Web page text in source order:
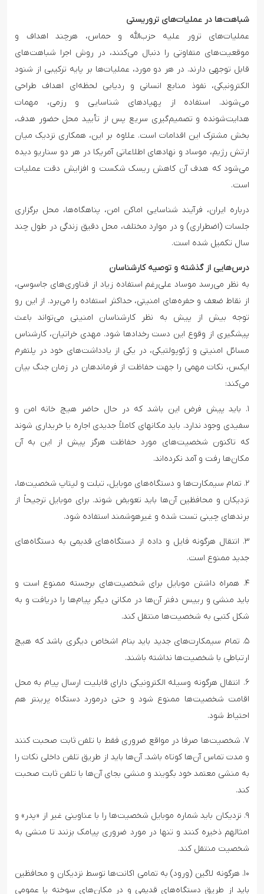
شباهت‌ها در عملیات‌های تروریستی
عملیات‌های ترور علیه حزب‌الله و حماس، هرچند اهداف و
موقعیت‌های متفاوتی را دنبال می‌کنند، در روش اجرا شباهت‌های
قابل توجهی دارند. در هر دو مورد، عملیات‌ها بر پایه ترکیبی از شنود
الکترونیکی، نفوذ منابع انسانی و ردیابی لحظه‌ای اهداف طراحی
می‌شوند. استفاده از پهپادهای شناسایی و رزمی، مهمات
هدایت‌شونده و تصمیم‌گیری سریع پس از تأیید محل حضور هدف،
بخش مشترک این اقدامات است. علاوه بر این، همکاری نزدیک میان
ارتش رژیم، موساد و نهادهای اطلاعاتی آمریکا در هر دو سناریو دیده
می‌شود که هدف آن کاهش ریسک شکست و افزایش دقت عملیات
است.
درباره ایران، فرآیند شناسایی اماکن امن، پناهگاه‌ها، محل برگزاری
جلسات (اضطراری) و در موارد مختلف، محل دقیق زندگی در طول چند
سال تکمیل شده است.
درس‌هایی از گذشته و توصیه کارشناسان
به نظر می‌رسد موساد علی‌رغم استفاده زیاد از فناوری‌های جاسوسی،
از نقاط ضعف و حفره‌های امنیتی، حداکثر استفاده را می‌برد. از این رو
توجه بیش از پیش به نظر کارشناسان امنیتی می‌تواند باعث
پیشگیری از وقوع این دست رخدادها شود. مهدی خراتیان، کارشناس
مسائل امنیتی و ژئوپولتیکی، در یکی از یادداشت‌های خود در پلتفرم
ایکس، نکات مهمی را جهت حفاظت از فرماندهان در زمان جنگ بیان
می‌کند:
۱. باید پیش فرض این باشد که در حال حاضر هیچ خانه امن و
سفیدی وجود ندارد. باید مکان‎های کاملاً جدیدی اجاره یا خریداری شوند
که تاکنون شخصیت‌های مورد حفاظت هرگز پیش از این به آن
مکان‌ها رفت و آمد نکرده‌اند.
۲. تمام سیمکارت‌ها و دستگاه‌های موبایل، تبلت و لپتاپ شخصیت‌ها،
نزدیکان و محافظین آن‌ها باید تعویض شوند. برای موبایل ترجیحاً از
برندهای چینی تست شده و غیرهوشمند استفاده شود.
۳. انتقال هرگونه فایل و داده از دستگاه‌های قدیمی به دستگاه‌های
جدید ممنوع است.
۴. همراه داشتن موبایل برای شخصیت‌های برجسته ممنوع است و
باید منشی و رییس دفتر آن‌ها در مکانی دیگر پیام‌ها را دریافت و به
شکل کتبی به شخصیت‌ها منتقل کند.
۵. تمام سیمکارت‌های جدید باید بنام اشخاص دیگری باشد که هیچ
ارتباطی با شخصیت‌ها نداشته باشند.
۶. انتقال هرگونه وسیله الکترونیکی دارای قابلیت ارسال پیام به محل
اقامت شخصیت‌ها ممنوع شود و حتی درمورد دستگاه پرینتر هم
احتیاط شود.
۷. شخصیت‌ها صرفا در مواقع ضروری فقط با تلفن ثابت صحبت کنند
و مدت تماس آن‌ها کوتاه باشد. آن‌ها باید از طریق تلفن داخلی نکات را
به منشی معتمد خود بگویند و منشی بجای آن‌ها با تلفن ثابت صحبت
کند.
۹. نزدیکان باید شماره موبایل شخصیت‌ها را با عناوینی غیر از «پدر» و
امثالهم ذخیره کنند و تنها در مورد ضروری پیامک بزنند تا منشی به
شخصیت منتقل کند.
۱۰. هرگونه لاگین (ورود) به تمامی اکانت‌ها توسط نزدیکان و محافظین
باید از طریق دستگاه‌های قدیمی و در مکان‌های سوخته یا عمومی